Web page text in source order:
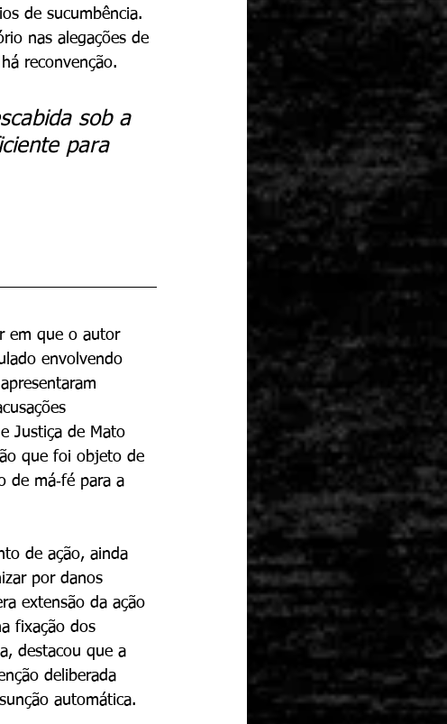
de sucumbência.
nas alegações de
reconvenção.
sob a
para
em que o autor
envolvendo
Justiça de Mato
que foi objeto de
de má‑fé para a
de ação, ainda
por danos
extensão da ação
fixação dos
destacou que a
deliberada
automática.